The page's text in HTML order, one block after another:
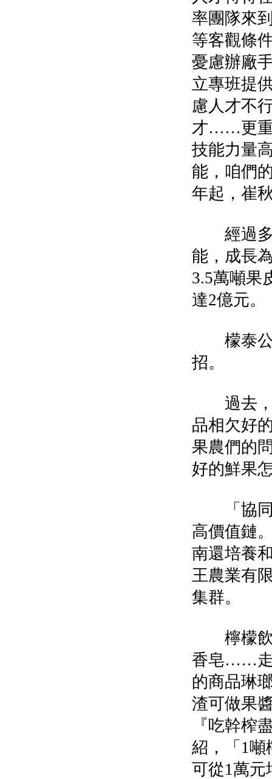
率團隊來
等客觀條
憂慮辦廠
立專班提
慮人才不
才……更重
技能力量
能，咱們
年起，崔
經過多
能，成長
3.5萬噸果
達2億元。
檬泰公
招。
過去，
品相欠好
果農們的
好的鮮果
「協同
高價值鏈
南還培養
王農業有
集群。
檸檬飲
香皂……走
的商品琳
渣可做果
『吃幹榨
紹，「1噸
可從1萬元